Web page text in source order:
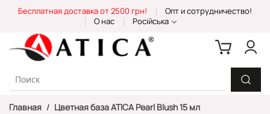
Content
Бесплатная доставка от 2500 грн!
Опт и сотрудничество!
О нас
Російська
Главная Цветная база ATICA Pearl Blush 15 мл